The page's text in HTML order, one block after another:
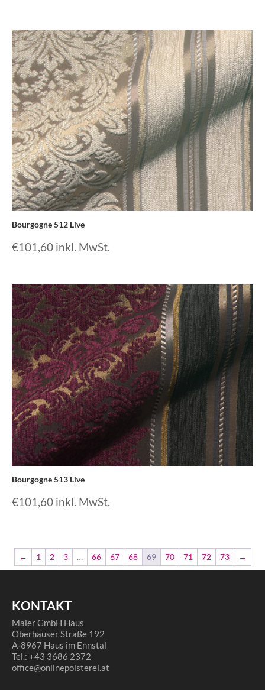
Bourgogne 512 Live
€101,60 inkl. MwSt.
Bourgogne 513 Live
€101,60 inkl. MwSt.
← 1 2 3 … 66 67 68 69 70 71 72 73 →
KONTAKT
Maier GmbH Haus
Oberhauser Straße 192
A-8967 Haus im Ennstal
Tel.: +43 3686 2372
office@onlinepolsterei.at